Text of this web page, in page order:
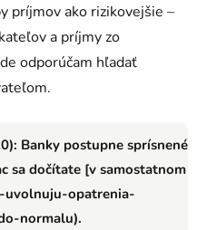
príjmov ako rizikovejšie –
a príjmy zo
odporúčam hľadať
Banky postupne sprísnené
sa dočítate [v samostatnom
uvolnuju-opatrenia-
normalu).